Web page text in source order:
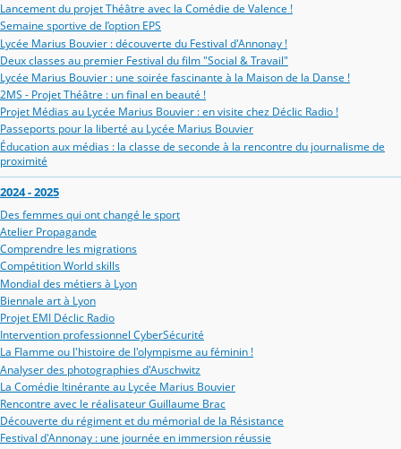
Lancement du projet Théâtre avec la Comédie de Valence !
Semaine sportive de l’option EPS
Lycée Marius Bouvier : découverte du Festival d'Annonay !
Deux classes au premier Festival du film "Social & Travail"
Lycée Marius Bouvier : une soirée fascinante à la Maison de la Danse !
2MS - Projet Théâtre : un final en beauté !
Projet Médias au Lycée Marius Bouvier : en visite chez Déclic Radio !
Passeports pour la liberté au Lycée Marius Bouvier
Éducation aux médias : la classe de seconde à la rencontre du journalisme de
proximité
2024 - 2025
Des femmes qui ont changé le sport
Atelier Propagande
Comprendre les migrations
Compétition World skills
Mondial des métiers à Lyon
Biennale art à Lyon
Projet EMI Déclic Radio
Intervention professionnel CyberSécurité
La Flamme ou l'histoire de l'olympisme au féminin !
Analyser des photographies d'Auschwitz
La Comédie Itinérante au Lycée Marius Bouvier
Rencontre avec le réalisateur Guillaume Brac
Découverte du régiment et du mémorial de la Résistance
Festival d'Annonay : une journée en immersion réussie